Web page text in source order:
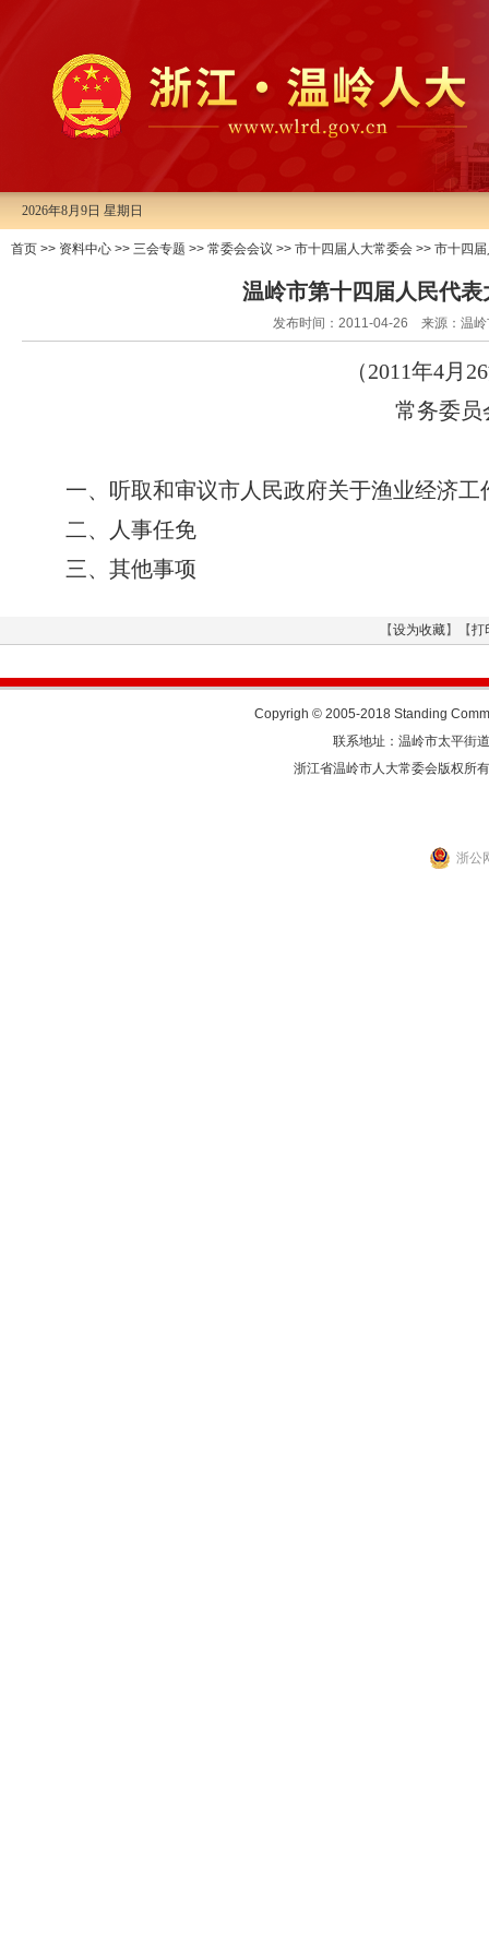
2026年8月9日 星期日
首页 >> 资料中心 >> 三会专题 >> 常委会会议 >> 市十四届人大常委会 >> 市十四
温岭市第十四届人民代
发布时间：2011-04-26 来源：温
（2011年4月 26
常务委员
一、听取和审议市人民政府关于渔业经济
二、人事任免
三、其他事项
【设为收藏】【打
Copyrigh © 2005-2018 Standing
联系地址：温岭市太平
浙江省温岭市人大常委会版权所
浙公